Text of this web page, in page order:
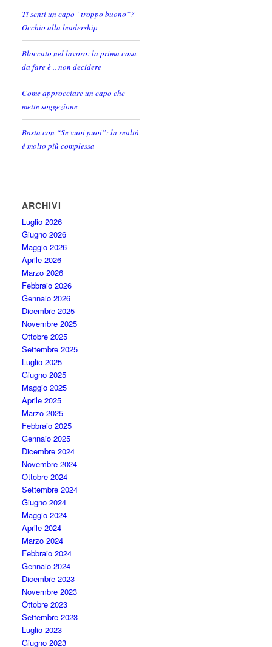
Ti senti un capo “troppo buono”?
Occhio alla leadership
Bloccato nel lavoro: la prima cosa
da fare è .. non decidere
Come approcciare un capo che
mette soggezione
Basta con “Se vuoi puoi”: la realtà
è molto più complessa
ARCHIVI
Luglio 2026
Giugno 2026
Maggio 2026
Aprile 2026
Marzo 2026
Febbraio 2026
Gennaio 2026
Dicembre 2025
Novembre 2025
Ottobre 2025
Settembre 2025
Luglio 2025
Giugno 2025
Maggio 2025
Aprile 2025
Marzo 2025
Febbraio 2025
Gennaio 2025
Dicembre 2024
Novembre 2024
Ottobre 2024
Settembre 2024
Giugno 2024
Maggio 2024
Aprile 2024
Marzo 2024
Febbraio 2024
Gennaio 2024
Dicembre 2023
Novembre 2023
Ottobre 2023
Settembre 2023
Luglio 2023
Giugno 2023